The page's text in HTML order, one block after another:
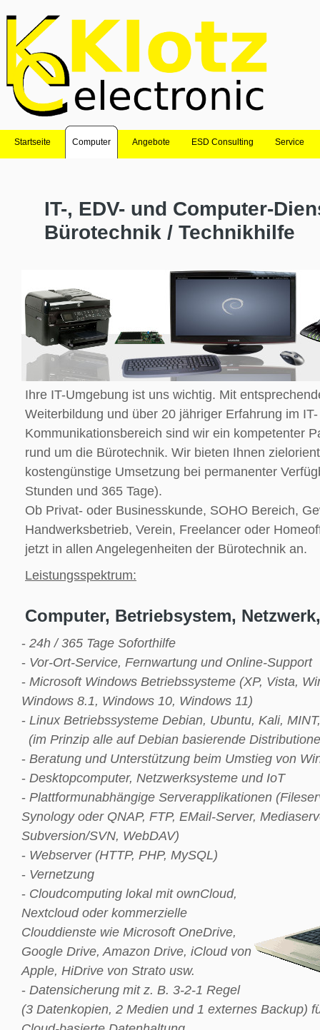
Startseite Computer Angebote ESD Consulting Service
IT-, EDV- und Computer-
Bürotechnik / Technikhilfe
Ihre IT-Umgebung ist uns wichtig. Mit
Weiterbildung und über 20 jähriger Erfahrung im
Kommunikationsbereich sind wir ein kompetenter
rund um die Bürotechnik. Wir bieten Ihnen
kostengünstige Umsetzung bei permanenter
Stunden und 365 Tage).
Ob Privat- oder Businesskunde, SOHO Bereich,
Handwerksbetrieb, Verein, Freelancer oder
jetzt in allen Angelegenheiten der Bürotechnik an.
Leistungsspektrum:
Computer, Betriebsystem,
- 24h / 365 Tage Soforthilfe
- Vor-Ort-Service, Fernwartung und Online-Support
- Microsoft Windows Betriebssysteme (XP, Vista,
Windows 8.1, Windows 10, Windows 11)
- Linux Betriebssysteme Debian, Ubuntu, Kali,
(im Prinzip alle auf Debian basierende
- Beratung und Unterstützung beim Umstieg von
- Desktopcomputer, Netzwerksysteme und IoT
- Plattformunabhängige Serverapplikationen
Synology oder QNAP, FTP, EMail-Server,
Subversion/SVN, WebDAV)
- Webserver (HTTP, PHP, MySQL)
- Vernetzung
- Cloudcomputing lokal mit ownCloud,
Nextcloud oder kommerzielle
Clouddienste wie Microsoft OneDrive,
Google Drive, Amazon Drive, iCloud von
Apple, HiDrive von Strato usw.
- Datensicherung mit z. B. 3-2-1 Regel
(3 Datenkopien, 2 Medien und 1 externes Backup)